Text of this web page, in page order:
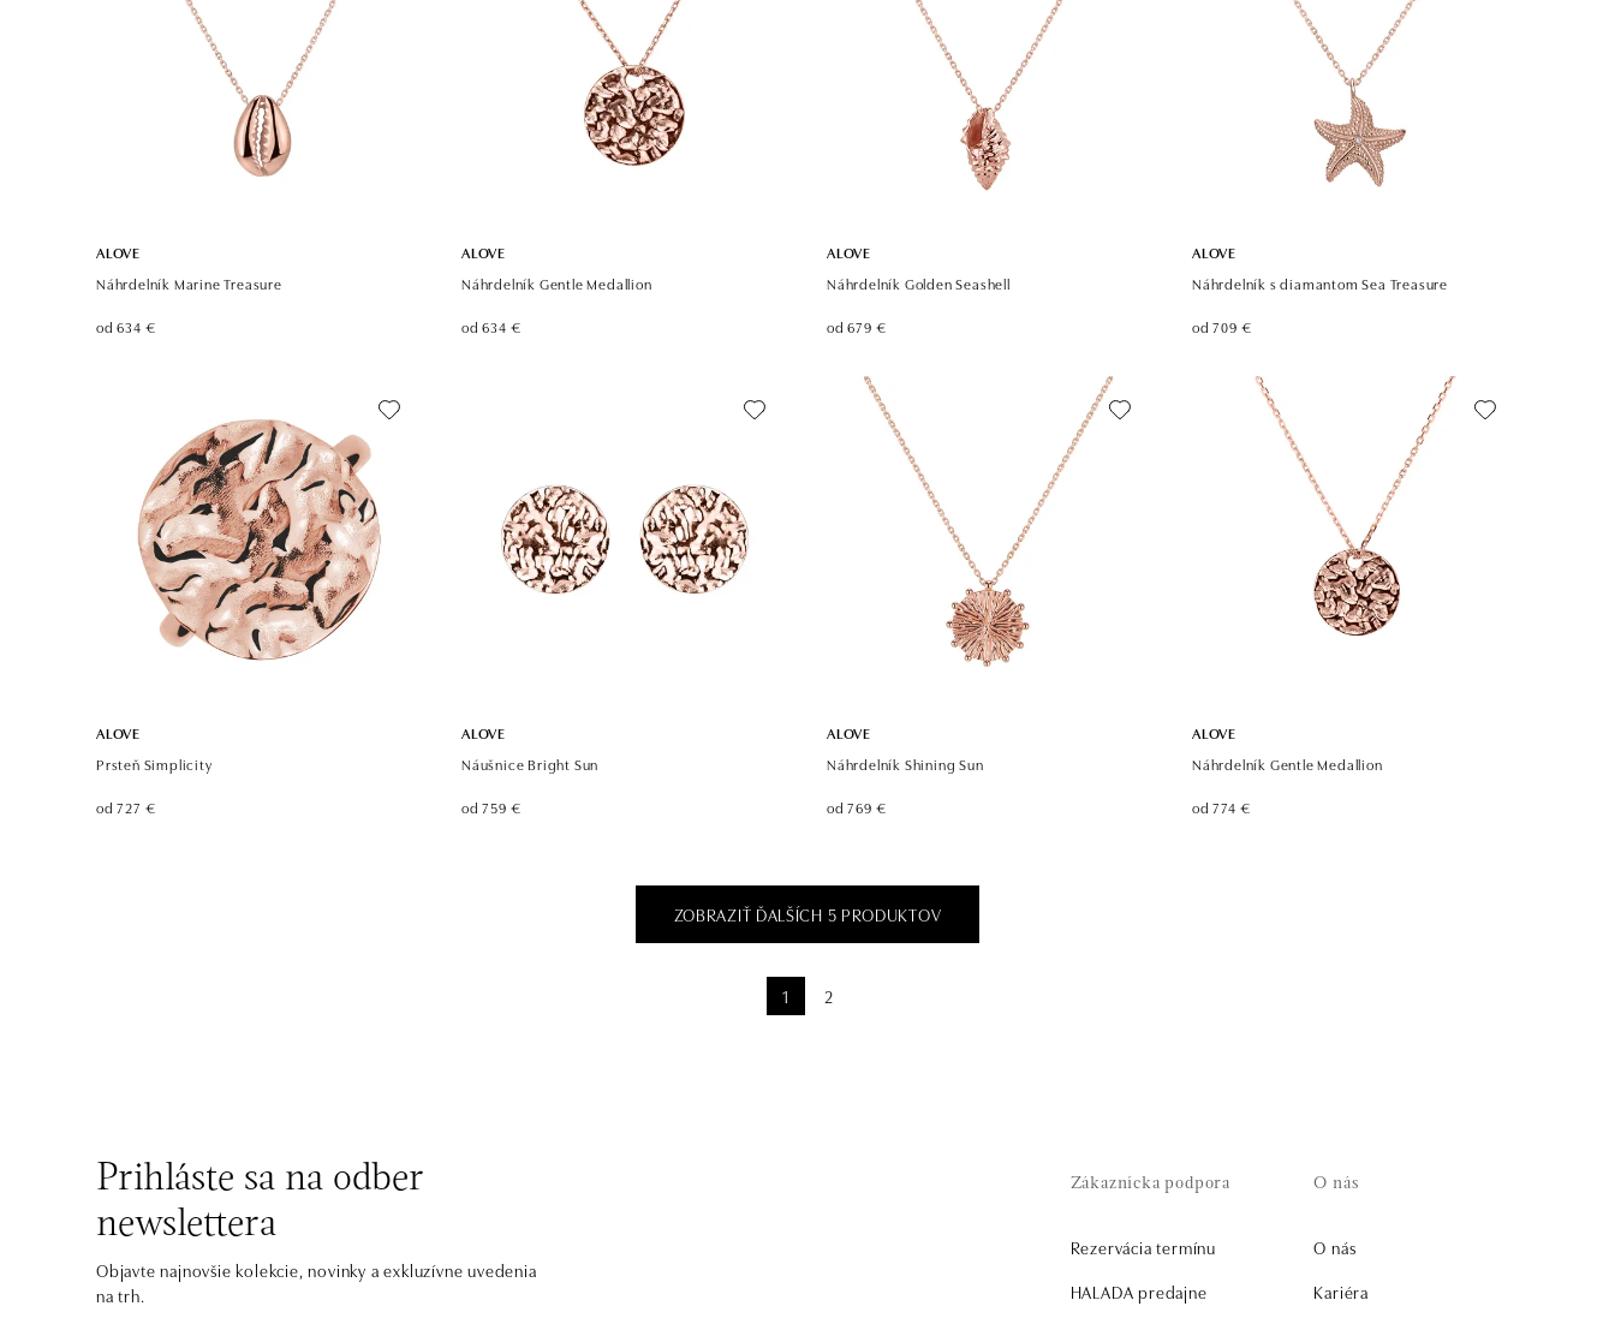
ALOVE
Náhrdelník Marine Treasure
od 634 €
ALOVE
Náhrdelník Gentle Medallion
od 634 €
ALOVE
Náhrdelník Golden Seashell
od 679 €
ALOVE
Náhrdelník s diamantom Sea Treasure
od 709 €
ALOVE
Prsteň Simplicity
od 727 €
ALOVE
Náušnice Bright Sun
od 759 €
ALOVE
Náhrdelník Shining Sun
od 769 €
ALOVE
Náhrdelník Gentle Medallion
od 774 €
ZOBRAZIŤ ĎALŠÍCH 5 PRODUKTOV
1 2
Prihláste sa na odber
newslettera
Objavte najnovšie kolekcie, novinky a exkluzívne uvedenia
na trh.
Zákaznícka podpora
Rezervácia termínu
HALADA predajne
O nás
O nás
Kariéra